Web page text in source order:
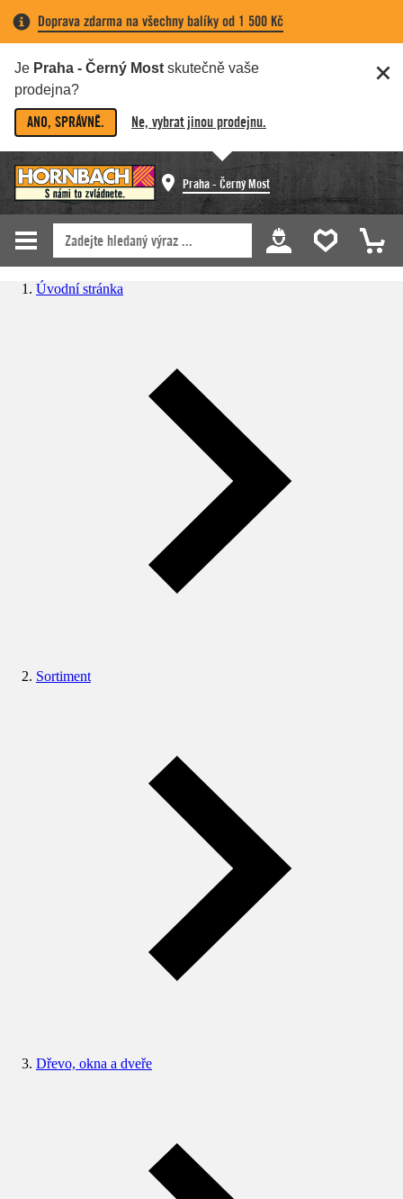
Doprava zdarma na všechny balíky od 1 500 Kč
Je Praha - Černý Most skutečně vaše
prodejna?
ANO, SPRÁVNĚ. Ne, vybrat jinou prodejnu.
Praha - Černý Most
Úvodní stránka
Sortiment
Dřevo, okna a dveře